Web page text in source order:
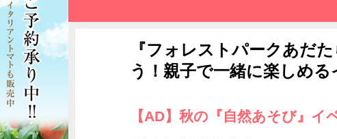
『フォレストパークあだ
う！親子で一緒に楽しめ
【AD】秋の『自然あそび』イ